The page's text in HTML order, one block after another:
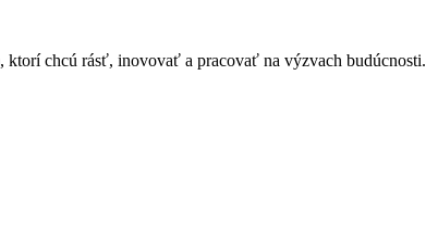
chcú rásť, inovovať a pracovať na výzvach budúcnosti.